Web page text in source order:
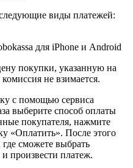
виды платежей:
для iPhone и Android
покупки, указанную на
не взимается.
с помощью сервиса
выберите способ оплаты
покупателя, нажмите
«Оплатить». После этого
сможете выбрать
произвести платеж.